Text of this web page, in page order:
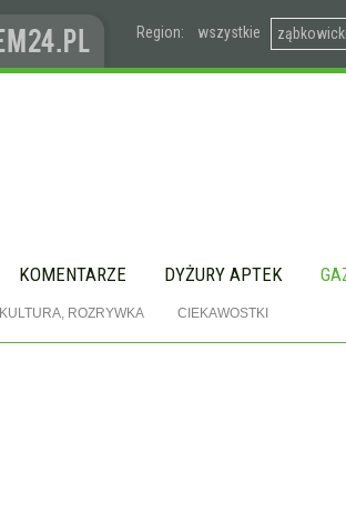
Region: wszystkie ząbkowicki
KOMENTARZE DYŻURY APTEK
KULTURA, ROZRYWKA CIEKAWOSTKI